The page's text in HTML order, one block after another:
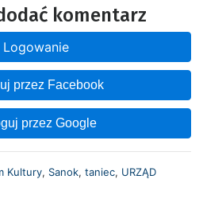
komentarz
przez Facebook
przez Google
Kultury, Sanok, taniec, URZĄD